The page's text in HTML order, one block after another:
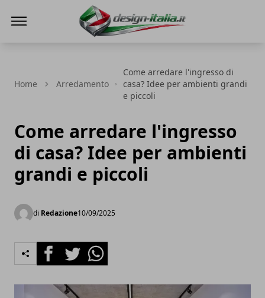
Home Arredamento
Come arredare l'ingresso di
casa? Idee per ambienti grandi
e piccoli
Come arredare l'ingresso
di casa? Idee per ambienti
grandi e piccoli
di Redazione10/09/2025
FacebookTwitterWhatsapp